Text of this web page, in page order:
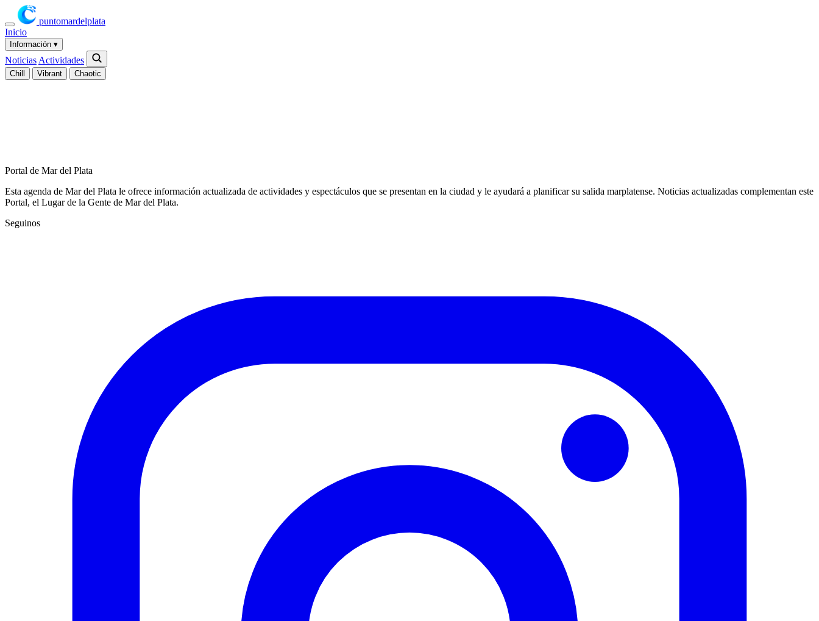
puntomardelplata
Inicio
Información ▾
Noticias Actividades
Chill Vibrant Chaotic
Portal de Mar del Plata
Esta agenda de Mar del Plata le ofrece información actualizada de actividades y espectáculos que se presentan en la ciudad y le ayudará a planificar su salida marplatense. Noticias actualizadas complementan este
Portal, el Lugar de la Gente de Mar del Plata.
Seguinos